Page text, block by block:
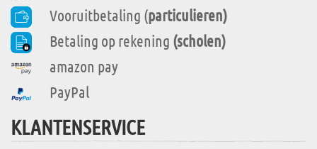
Vooruitbetaling (particulieren)
Betaling op rekening (scholen)
amazon pay
PayPal
KLANTENSERVICE